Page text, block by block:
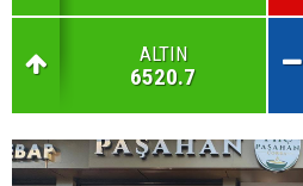
ALTIN
6520.7